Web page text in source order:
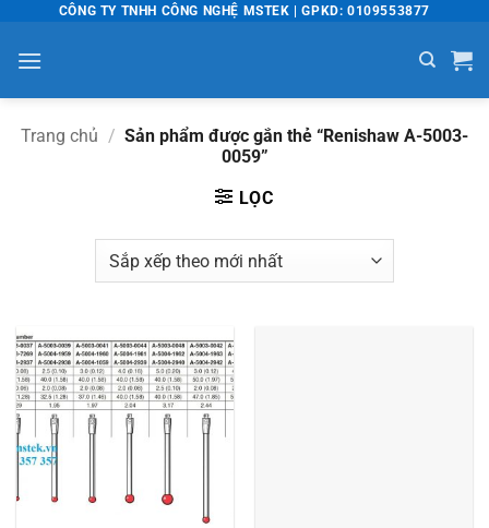
nội
dung
CÔNG TY TNHH CÔNG NGHỆ MSTEK | GPKD: 0109553877
Trang chủ / Sản phẩm được gắn thẻ “Renishaw A-5003-
0059”
LỌC